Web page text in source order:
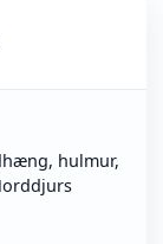
hulmur,